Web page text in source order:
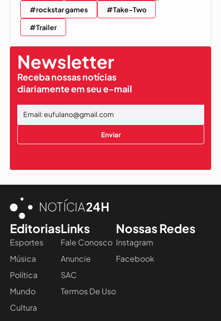
#rockstar games
#Take-Two
#Trailer
Newsletter
Receba nossas notícias
diariamente em seu e-mail
Enviar
Editorias
Esportes
Música
Política
Mundo
Cultura
Links
Fale Conosco
Anuncie
SAC
Termos De Uso
Nossas Redes
Instagram
Facebook